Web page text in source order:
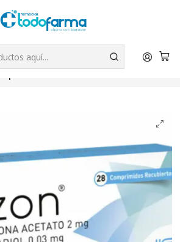
GRATIS por Rappi - Atención exclusiva
+56
Leer más
Medicamentos
2 mg Etinilestradiol 0,03 mg 28